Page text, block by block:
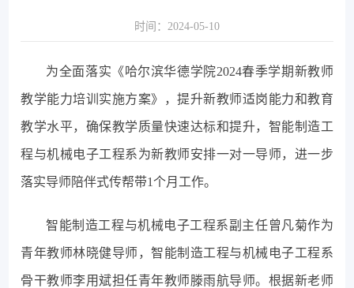
时间：2024-05-10
为全面落实《哈尔滨华德学院2024春季学期新教师
教学能力培训实施方案》，提升新教师适岗能力和教育
教学水平，确保教学质量快速达标和提升，智能制造工
程与机械电子工程系为新教师安排一对一导师，进一步
落实导师陪伴式传帮带1个月工作。
智能制造工程与机械电子工程系副主任曾凡菊作为
青年教师林晓健导师，智能制造工程与机械电子工程系
骨干教师李用斌担任青年教师滕雨航导师。根据新老师